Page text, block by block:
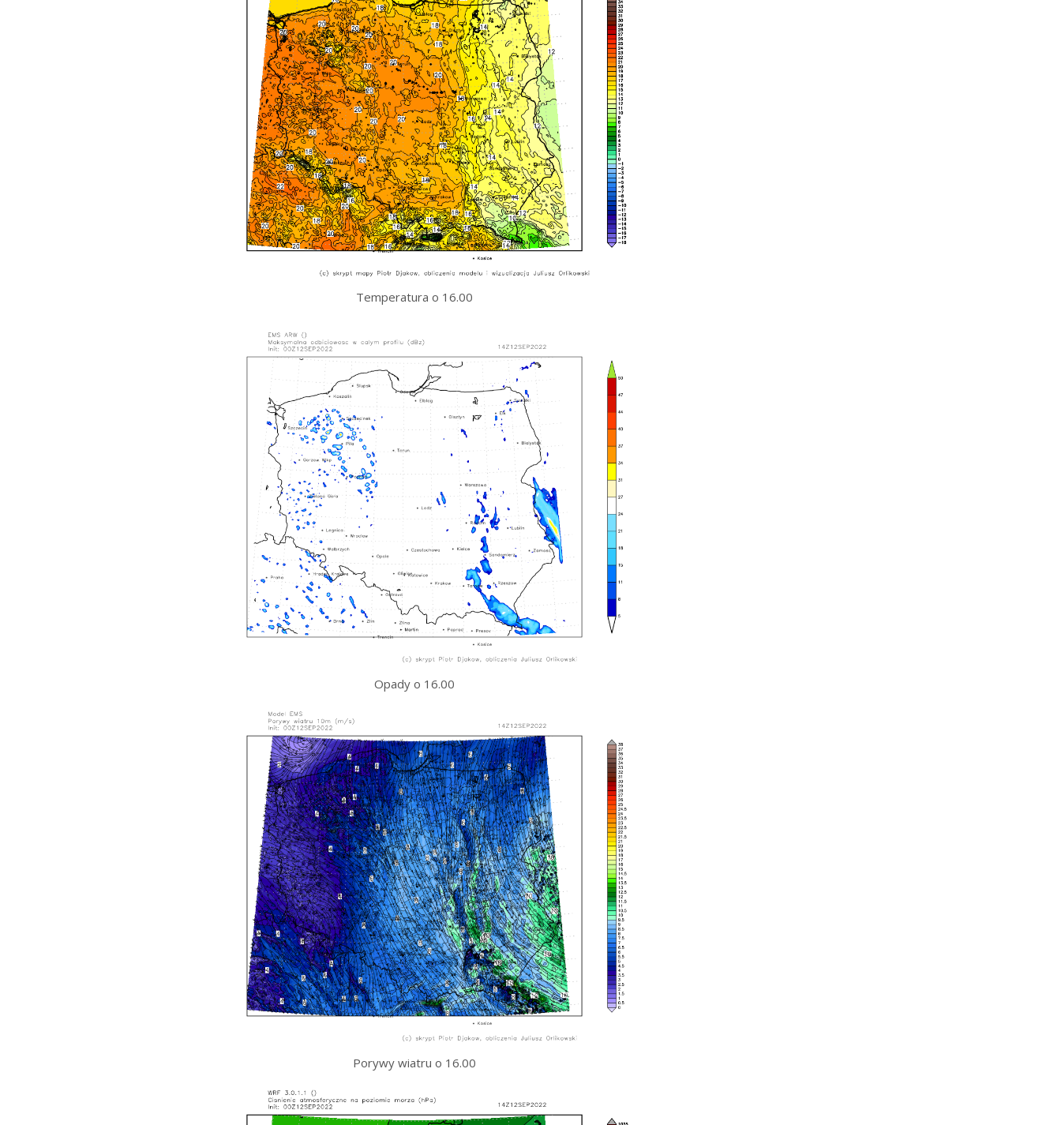
Temperatura o 16.00
Opady o 16.00
Porywy wiatru o 16.00